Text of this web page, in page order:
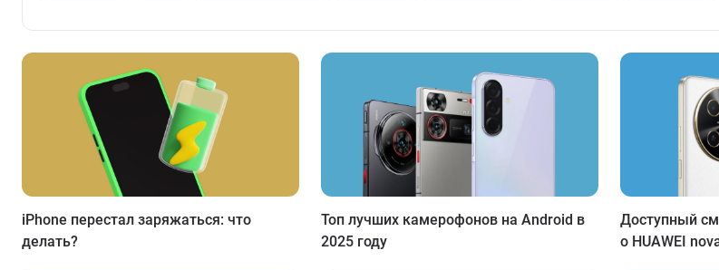
iPhone перестал заряжаться: что
делать?
Топ лучших камерофонов на Android в
2025 году
Доступный
о HUAWEI